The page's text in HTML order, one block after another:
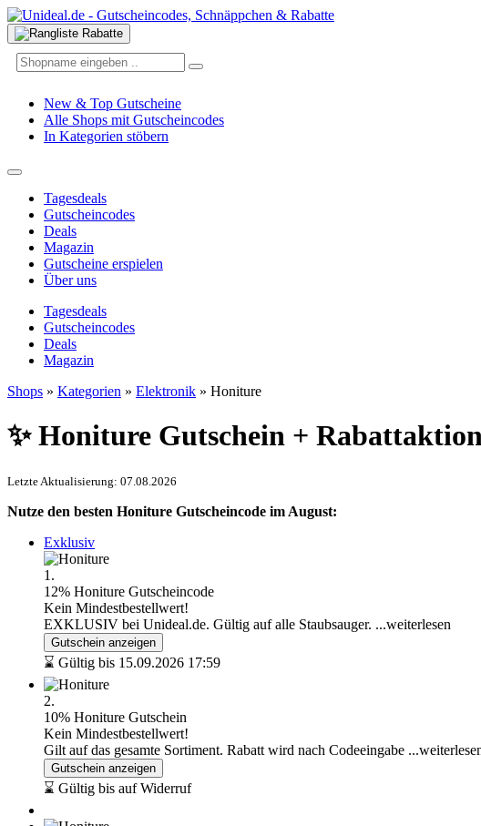
New & Top Gutscheine
Alle Shops mit Gutscheincodes
In Kategorien stöbern
Tagesdeals
Gutscheincodes
Deals
Magazin
Gutscheine erspielen
Über uns
Tagesdeals
Gutscheincodes
Deals
Magazin
Shops » Kategorien » Elektronik » Honiture
✨ Honiture Gutschein +
Letzte Aktualisierung: 07.08.2026
Nutze den besten Honiture Gutscheincode im August:
Exklusiv
1.
12% Honiture Gutscheincode
Kein Mindestbestellwert!
EXKLUSIV bei Unideal.de. Gültig auf alle Staubsauger. ...weiterlesen
Gutschein anzeigen
⌛ Gültig bis 15.09.2026 17:59
2.
10% Honiture Gutschein
Kein Mindestbestellwert!
Gilt auf das gesamte Sortiment. Rabatt wird nach Codeeingabe
Gutschein anzeigen
⌛ Gültig bis auf Widerruf